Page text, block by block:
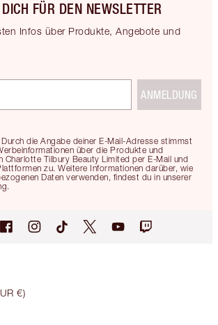
FÜR DEN NEWSLETTER
Infos über Produkte, Angebote und
die Angabe deiner E-Mail-Adresse stimmst
über die Produkte und
Charlotte Tilbury Beauty Limited per E-Mail und
zu. Weitere Informationen darüber, wie
Daten verwenden, findest du in unserer
ANMELDUNG
€)